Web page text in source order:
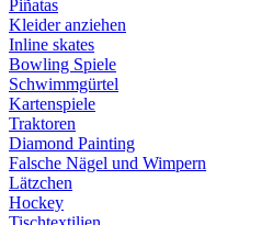
Piñatas
Kleider anziehen
Inline skates
Bowling Spiele
Schwimmgürtel
Kartenspiele
Traktoren
Diamond Painting
Falsche Nägel und Wimpern
Lätzchen
Hockey